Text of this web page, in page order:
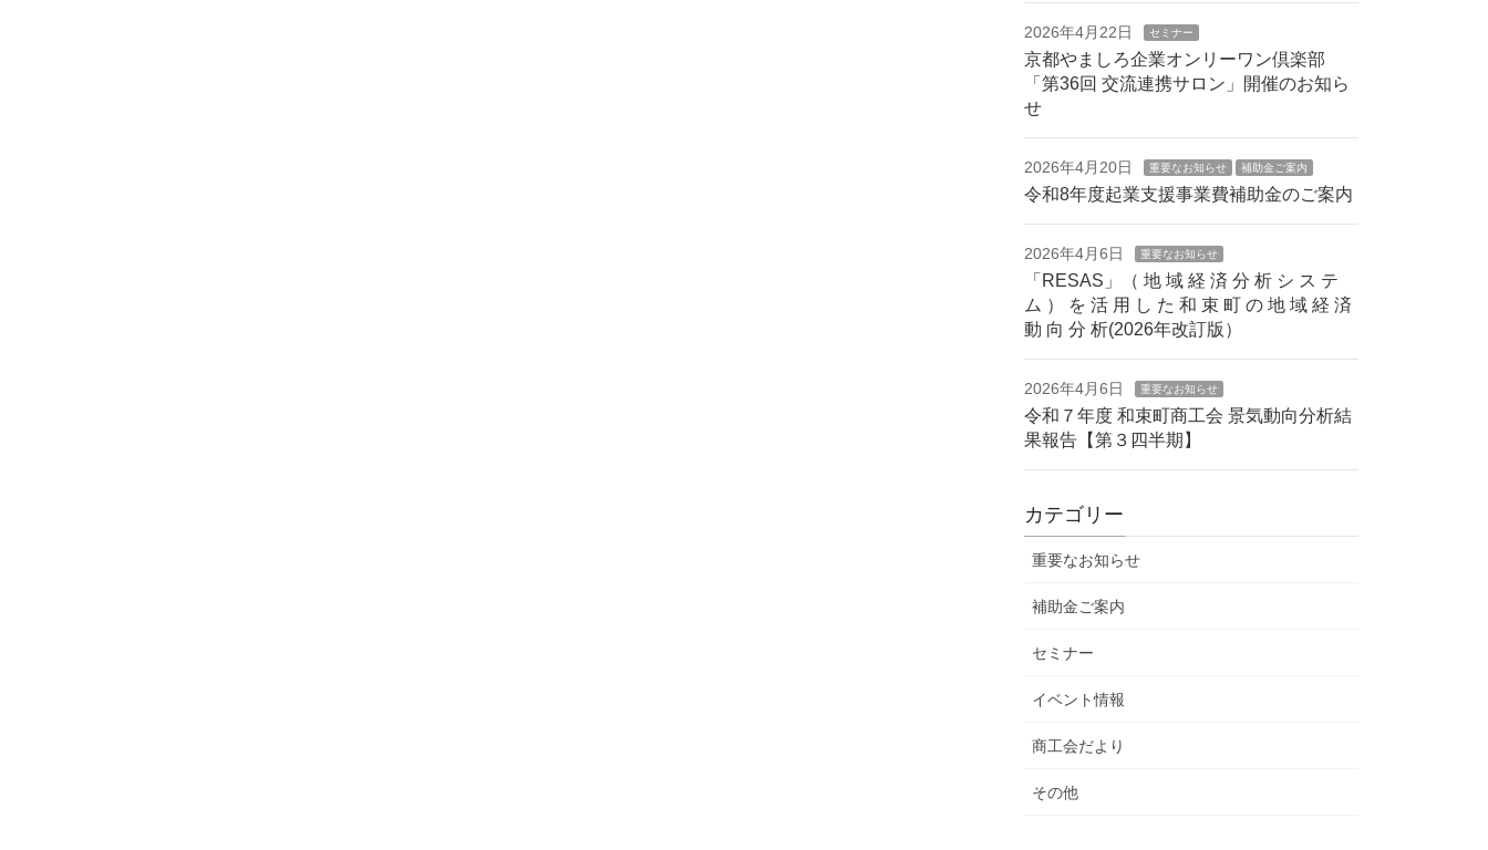
2026年4月22日 セミナー
京都やましろ企業オンリーワン倶楽部
「第36回 交流連携サロン」開催のお知ら
せ
2026年4月20日 重要なお知らせ 補助金ご案内
令和8年度起業支援事業費補助金のご案内
2026年4月6日 重要なお知らせ
「RESAS」（ 地 域 経 済 分 析 シ ス テ
ム ） を 活 ⽤ し た 和 束 町 の 地 域 経 済
動 向 分 析(2026年改訂版）
2026年4月6日 重要なお知らせ
令和７年度 和束町商工会 景気動向分析結
果報告【第３四半期】
カテゴリー
重要なお知らせ
補助金ご案内
セミナー
イベント情報
商工会だより
その他